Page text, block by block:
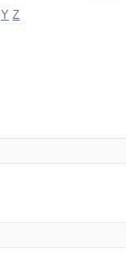
Y Z